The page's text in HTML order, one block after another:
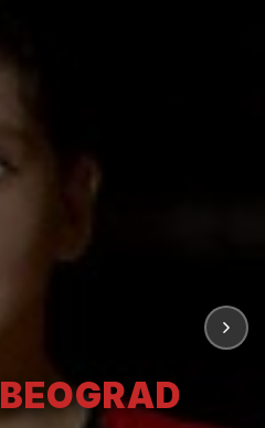
BEOGRAD